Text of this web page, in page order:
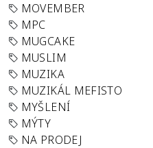
MOVEMBER
MPC
MUGCAKE
MUSLIM
MUZIKA
MUZIKÁL MEFISTO
MYŠLENÍ
MÝTY
NA PRODEJ